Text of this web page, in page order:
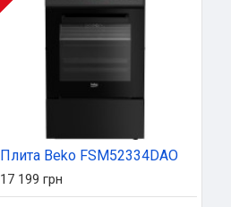
Плита Beko FSM52334DAO
17 199 грн